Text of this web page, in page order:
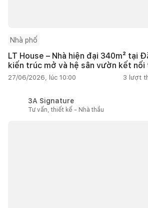
Nhà phố
LT House – Nhà hiện đại 340m² tại
kiến trúc mở và hệ sân vườn kết nối
27/06/2026, lúc 10:00 3 lượt
3A Signature
Tư vấn, thiết kế - Nhà thầu